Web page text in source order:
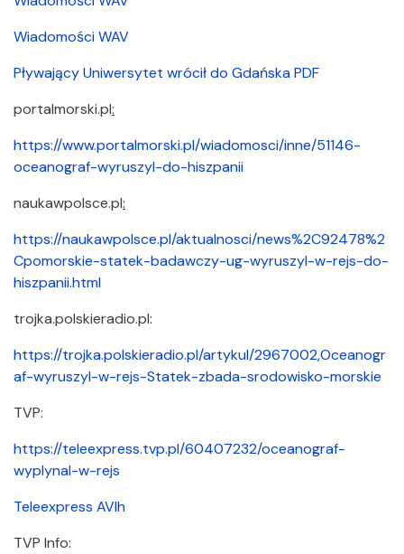
Wiadomości WAV
Pływający Uniwersytet wrócił do Gdańska PDF
portalmorski.​pl:
https://www.portalmorski.pl/wiadomosci/inne/51146-
oceanograf-wyruszyl-do-hiszpanii
naukawpolsce.​pl:
https://naukawpolsce.pl/aktualnosci/news%2C92478%2
Cpomorskie-statek-badawczy-ug-wyruszyl-w-rejs-do-
hiszpanii.html
trojka.​polskieradio.​pl:
https://trojka.polskieradio.pl/artykul/2967002,Oceanogr
af-wyruszyl-w-rejs-Statek-zbada-srodowisko-morskie
TVP:
https://teleexpress.tvp.pl/60407232/oceanograf-
wyplynal-w-rejs
Teleexpress AVIh
TVP Info: